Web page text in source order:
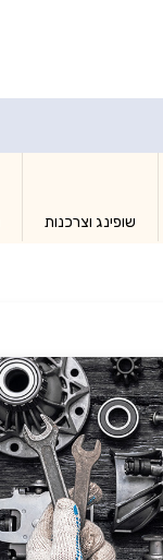
שופינג וצרכנות